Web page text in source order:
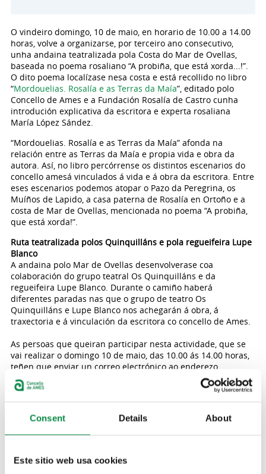
Consent Details About
Este sitio web usa cookies
​O vindeiro domingo, 10 de maio, en horario de 10.00 a 14.00
horas, volve a organizarse, por terceiro ano consecutivo,
unha andaina teatralizada pola Costa do Mar de Ovellas,
baseada no poema rosaliano “A probiña, que está xorda...!”.
O dito poema localízase nesa costa e está recollido no libro
“Mordouelias. Rosalía e as Terras da Maía”, editado polo
Concello de Ames e a Fundación Rosalía de Castro cunha
introdución explicativa da escritora e experta rosaliana
María López Sández.
​“Mordouelias. Rosalía e as Terras da Maía” afonda na
relación entre as Terras da Maía e propia vida e obra da
autora. Así, no libro percórrense os distintos escenarios do
concello amesá vinculados á vida e á obra da escritora. Entre
eses escenarios podemos atopar o Pazo da Peregrina, os
Muíños de Lapido, a casa paterna de Rosalía en Ortoño e a
costa de Mar de Ovellas, mencionada no poema “A probiña,
que está xorda!”.
​Ruta teatralizada polos Quinquilláns e pola regueifeira Lupe
Blanco
​A andaina polo Mar de Ovellas desenvolverase coa
colaboración do grupo teatral Os Quinquilláns e da
regueifeira Lupe Blanco. Durante o camiño haberá
diferentes paradas nas que o grupo de teatro Os
Quinquilláns e Lupe Blanco nos achegarán á obra, á
traxectoria e á vinculación da escritora co concello de Ames.
As persoas que queiran participar nesta actividade, que se
vai realizar o domingo 10 de maio, das 10.00 ás 14.00 horas,
teñen que enviar un correo electrónico ao enderezo
normalizacion@concellodeames.gal
indicando nome e
apelidos, teléfono de contacto e lugar onde prefiren subir ao
está aberto desde o 28 de abril ata o 7 de maio. Ofértanse 55
prazas que se cubrirán por orde de inscrición.
Trasmonte. O seu itinerario coincide co Camiño de Fisterra –